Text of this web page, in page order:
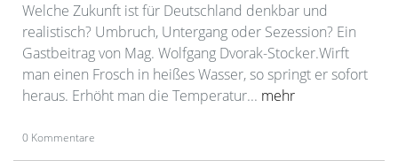
Welche Zukunft ist für Deutschland denkbar und
realistisch? Umbruch, Untergang oder Sezession? Ein
Gastbeitrag von Mag. Wolfgang Dvorak-Stocker.Wirft
man einen Frosch in heißes Wasser, so springt er sofort
heraus. Erhöht man die Temperatur... mehr
0 Kommentare